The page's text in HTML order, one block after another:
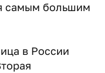
самым большим
в России